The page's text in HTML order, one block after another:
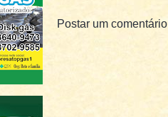
Postar um comentário